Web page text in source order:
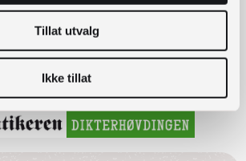
Tillat utvalg
Ikke tillat